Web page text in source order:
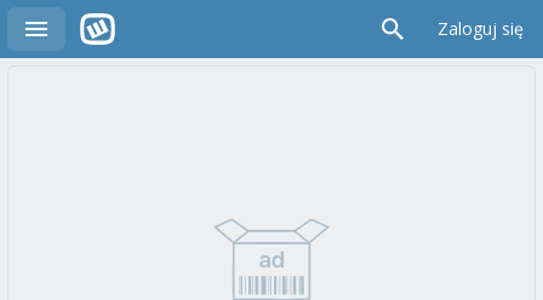
Zaloguj się